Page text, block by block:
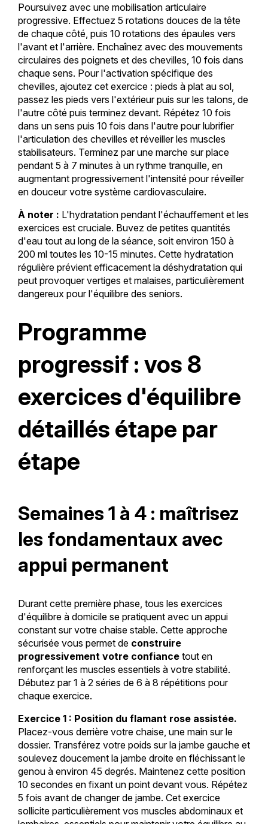
Poursuivez avec une mobilisation articulaire
progressive. Effectuez 5 rotations douces de la tête
de chaque côté, puis 10 rotations des épaules vers
l'avant et l'arrière. Enchaînez avec des mouvements
circulaires des poignets et des chevilles, 10 fois dans
chaque sens. Pour l'activation spécifique des
chevilles, ajoutez cet exercice : pieds à plat au sol,
passez les pieds vers l'extérieur puis sur les talons, de
l'autre côté puis terminez devant. Répétez 10 fois
dans un sens puis 10 fois dans l'autre pour lubrifier
l'articulation des chevilles et réveiller les muscles
stabilisateurs. Terminez par une marche sur place
pendant 5 à 7 minutes à un rythme tranquille, en
augmentant progressivement l'intensité pour réveiller
en douceur votre système cardiovasculaire.
À noter : L'hydratation pendant l'échauffement et les
exercices est cruciale. Buvez de petites quantités
d'eau tout au long de la séance, soit environ 150 à
200 ml toutes les 10-15 minutes. Cette hydratation
régulière prévient efficacement la déshydratation qui
peut provoquer vertiges et malaises, particulièrement
dangereux pour l'équilibre des seniors.
Programme
progressif : vos 8
exercices d'équilibre
détaillés étape par
étape
Semaines 1 à 4 : maîtrisez
les fondamentaux avec
appui permanent
Durant cette première phase, tous les exercices
d'équilibre à domicile se pratiquent avec un appui
constant sur votre chaise stable. Cette approche
sécurisée vous permet de construire
progressivement votre confiancetout en
renforçant les muscles essentiels à votre stabilité.
Débutez par 1 à 2 séries de 6 à 8 répétitions pour
chaque exercice.
Exercice 1 : Position du flamant rose assistée.
Placez-vous derrière votre chaise, une main sur le
dossier. Transférez votre poids sur la jambe gauche et
soulevez doucement la jambe droite en fléchissant le
genou à environ 45 degrés. Maintenez cette position
10 secondes en fixant un point devant vous. Répétez
5 fois avant de changer de jambe. Cet exercice
sollicite particulièrement vos muscles abdominaux et